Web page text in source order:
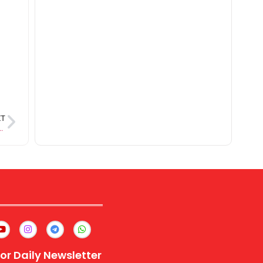
अड्डाबाजी करने वालों को पकड़ा
Daily Newsletter